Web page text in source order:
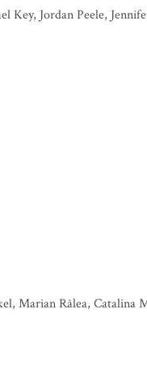
Key, Jordan Peele,
Marian Râlea,